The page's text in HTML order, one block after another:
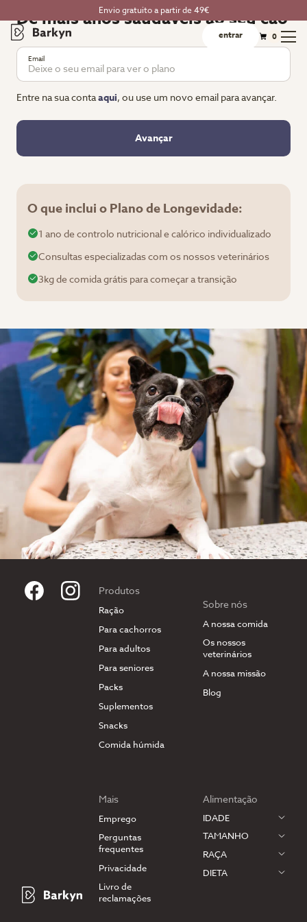
Envio gratuito a partir de 49€
entrar 0
Dê mais anos saudáveis ao seu cão
Email
Entre na sua contaaqui, ou use um novo email para avançar.
Avançar
O que inclui o Plano de Longevidade:
1 ano de controlo nutricional e calórico individualizado
Consultas especializadas com os nossos veterinários
3kg de comida grátis para começar a transição
Produtos
Ração
Para cachorros
Para adultos
Para seniores
Packs
Suplementos
Snacks
Comida húmida
Sobre nós
A nossa comida
Os nossos
veterinários
A nossa missão
Blog
Mais
Emprego
Perguntas
frequentes
Privacidade
Livro de
reclamações
Alimentação
IDADE
TAMANHO
RAÇA
DIETA